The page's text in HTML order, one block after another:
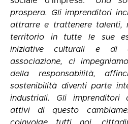
prospera. Gli imprenditori
attrarre e trattenere talenti,
territorio in tutte le sue
iniziative culturali e di
associazione, ci
della responsabilità,
sostenibilità diventi parte
industriali. Gli imprenditori
attivi di questo